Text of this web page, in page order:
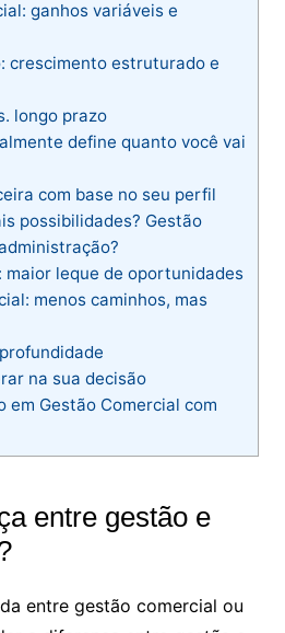
ganhos variáveis e
crescimento estruturado e
longo prazo
define quanto você vai
com base no seu perfil
possibilidades? Gestão
maior leque de oportunidades
menos caminhos, mas
na sua decisão
em Gestão Comercial com
entre gestão e
entre gestão comercial ou